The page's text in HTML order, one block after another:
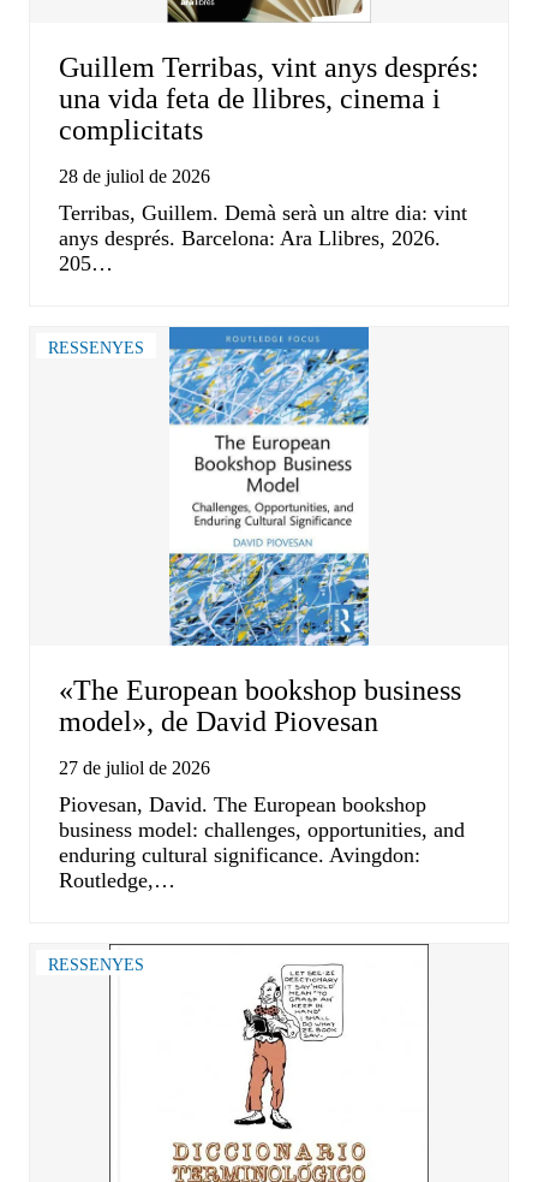
Guillem Terribas, vint anys després:
una vida feta de llibres, cinema i
complicitats
28 de juliol de 2026
Terribas, Guillem. Demà serà un altre dia: vint
anys després. Barcelona: Ara Llibres, 2026.
205…
RESSENYES
«The European bookshop business
model», de David Piovesan
27 de juliol de 2026
Piovesan, David. The European bookshop
business model: challenges, opportunities, and
enduring cultural significance. Avingdon:
Routledge,…
RESSENYES